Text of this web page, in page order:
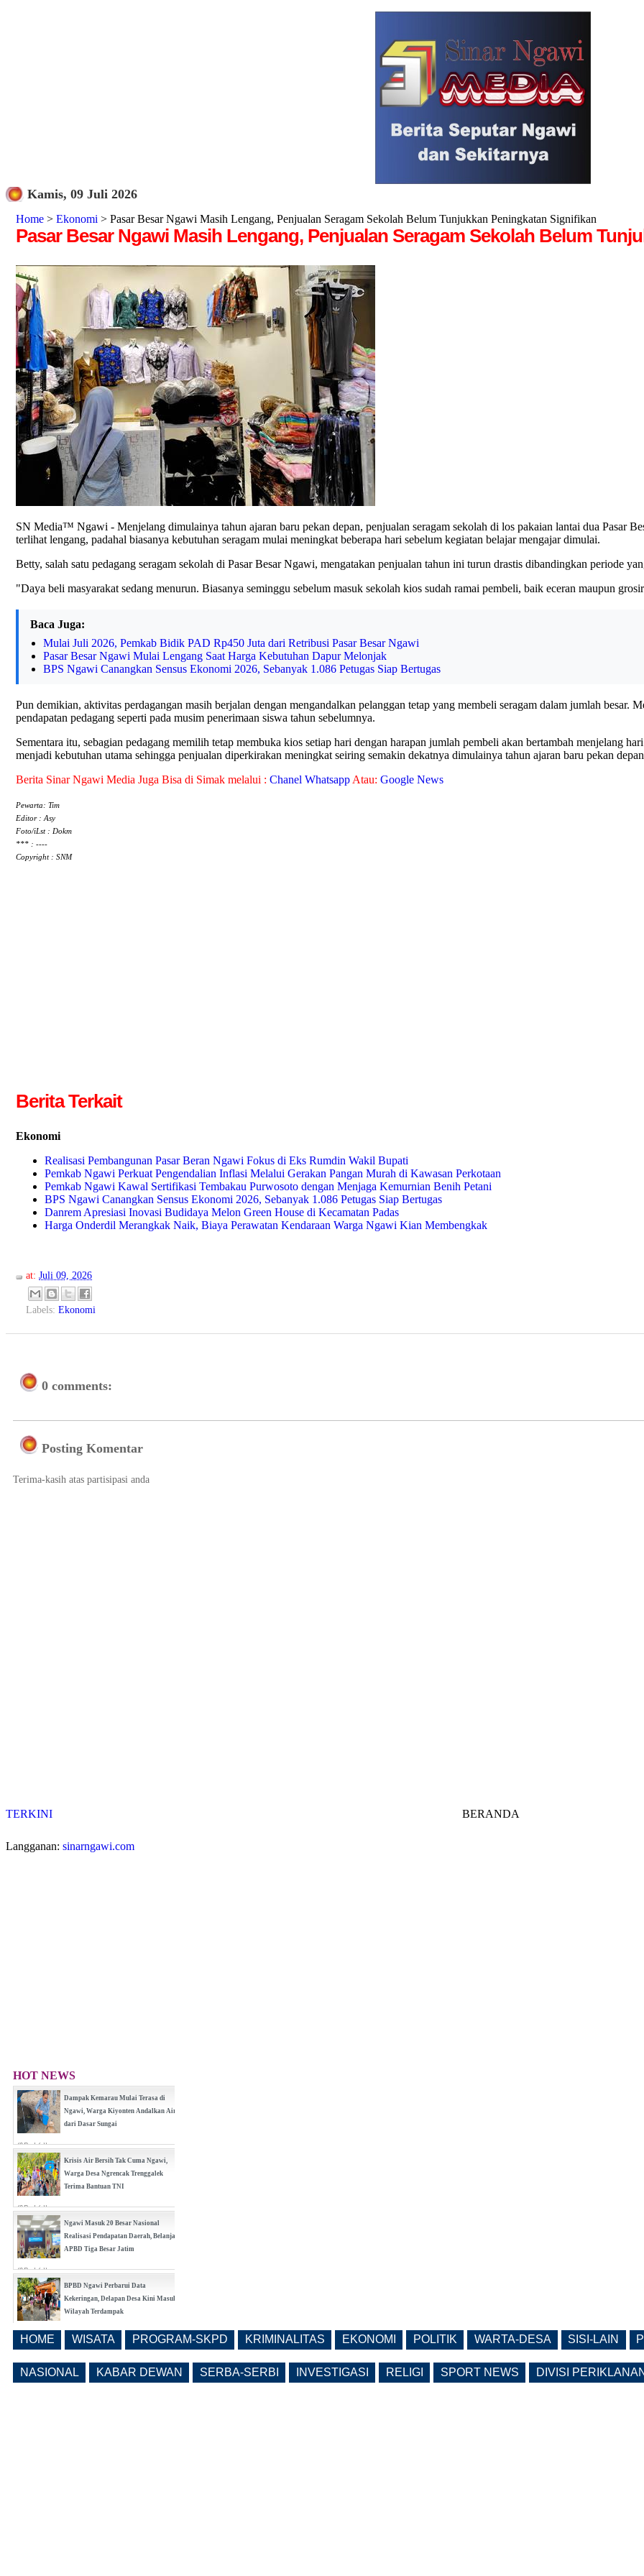
Kamis, 09 Juli 2026
Home > Ekonomi > Pasar Besar Ngawi Masih Lengang, Penjualan Seragam Sekolah Belum Tunjukkan Peningkatan Signifikan
Pasar Besar Ngawi Masih Lengang, Penjualan Seragam Sekolah Belum
SN Media™ Ngawi - Menjelang dimulainya tahun ajaran baru pekan depan, penjualan seragam sekolah di los pakaian lantai dua Pasar
terlihat lengang, padahal biasanya kebutuhan seragam mulai meningkat beberapa hari sebelum kegiatan belajar mengajar dimulai.
Betty, salah satu pedagang seragam sekolah di Pasar Besar Ngawi, mengatakan penjualan tahun ini turun drastis dibandingkan periode
"Daya beli masyarakat sedang menurun. Biasanya seminggu sebelum masuk sekolah kios sudah ramai pembeli, baik eceran maupun
Baca Juga:
Mulai Juli 2026, Pemkab Bidik PAD Rp450 Juta dari Retribusi Pasar Besar Ngawi
Pasar Besar Ngawi Mulai Lengang Saat Harga Kebutuhan Dapur Melonjak
BPS Ngawi Canangkan Sensus Ekonomi 2026, Sebanyak 1.086 Petugas Siap Bertugas
Pun demikian, aktivitas perdagangan masih berjalan dengan mengandalkan pelanggan tetap yang membeli seragam dalam jumlah besar.
pendapatan pedagang seperti pada musim penerimaan siswa tahun sebelumnya.
Sementara itu, sebagian pedagang memilih tetap membuka kios setiap hari dengan harapan jumlah pembeli akan bertambah menjelang
menjadi kebutuhan utama sehingga penjualan diperkirakan meningkat seiring semakin dekatnya dimulainya tahun ajaran baru pekan
Berita Sinar Ngawi Media Juga Bisa di Simak melalui : Chanel Whatsapp Atau: Google News
Pewarta: Tim
Editor : Asy
Foto/iLst : Dokm
*** : ----
Copyright : SNM
Berita Terkait
Ekonomi
Realisasi Pembangunan Pasar Beran Ngawi Fokus di Eks Rumdin Wakil Bupati
Pemkab Ngawi Perkuat Pengendalian Inflasi Melalui Gerakan Pangan Murah di Kawasan Perkotaan
Pemkab Ngawi Kawal Sertifikasi Tembakau Purwosoto dengan Menjaga Kemurnian Benih Petani
BPS Ngawi Canangkan Sensus Ekonomi 2026, Sebanyak 1.086 Petugas Siap Bertugas
Danrem Apresiasi Inovasi Budidaya Melon Green House di Kecamatan Padas
Harga Onderdil Merangkak Naik, Biaya Perawatan Kendaraan Warga Ngawi Kian Membengkak
at: Juli 09, 2026
Labels: Ekonomi
0 comments:
Posting Komentar
Terima-kasih atas partisipasi anda
TERKINI BERANDA
Langganan: sinarngawi.com
HOT NEWS
Dampak Kemarau Mulai Terasa di
Ngawi, Warga Kiyonten Andalkan Air
dari Dasar Sungai
(0 Reply(s))
Krisis Air Bersih Tak Cuma Ngawi,
Warga Desa Ngrencak Trenggalek
Terima Bantuan TNI
(0 Reply(s))
Ngawi Masuk 20 Besar Nasional
Realisasi Pendapatan Daerah, Belanja
APBD Tiga Besar Jatim
(0 Reply(s))
BPBD Ngawi Perbarui Data
Kekeringan, Delapan Desa Kini Masuk
Wilayah Terdampak
Pencegahan Stunting Berkelanjutan
HOME WISATA PROGRAM-SKPD KRIMINALITAS EKONOMI POLITIK WARTA-DESA SISI-LAIN
NASIONAL KABAR DEWAN SERBA-SERBI INVESTIGASI RELIGI SPORT NEWS DIVISI